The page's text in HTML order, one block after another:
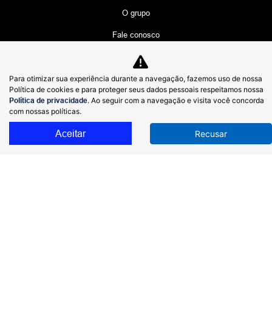
O grupo
Fale conosco
Trabalhe conosco
Política de privacidade
LGPD
Código de Ética e Conduta
Canal de Denúncias
Para otimizar sua experiência durante a navegação, fazemos uso de nossa
Política de cookies e para proteger seus dados pessoais respeitamos nossa
Política de privacidade. Ao seguir com a navegação e visita você concorda
com nossas políticas.
Aceitar Recusar